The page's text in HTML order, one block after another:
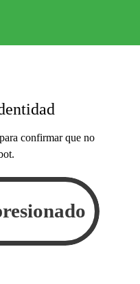
confirmar que no